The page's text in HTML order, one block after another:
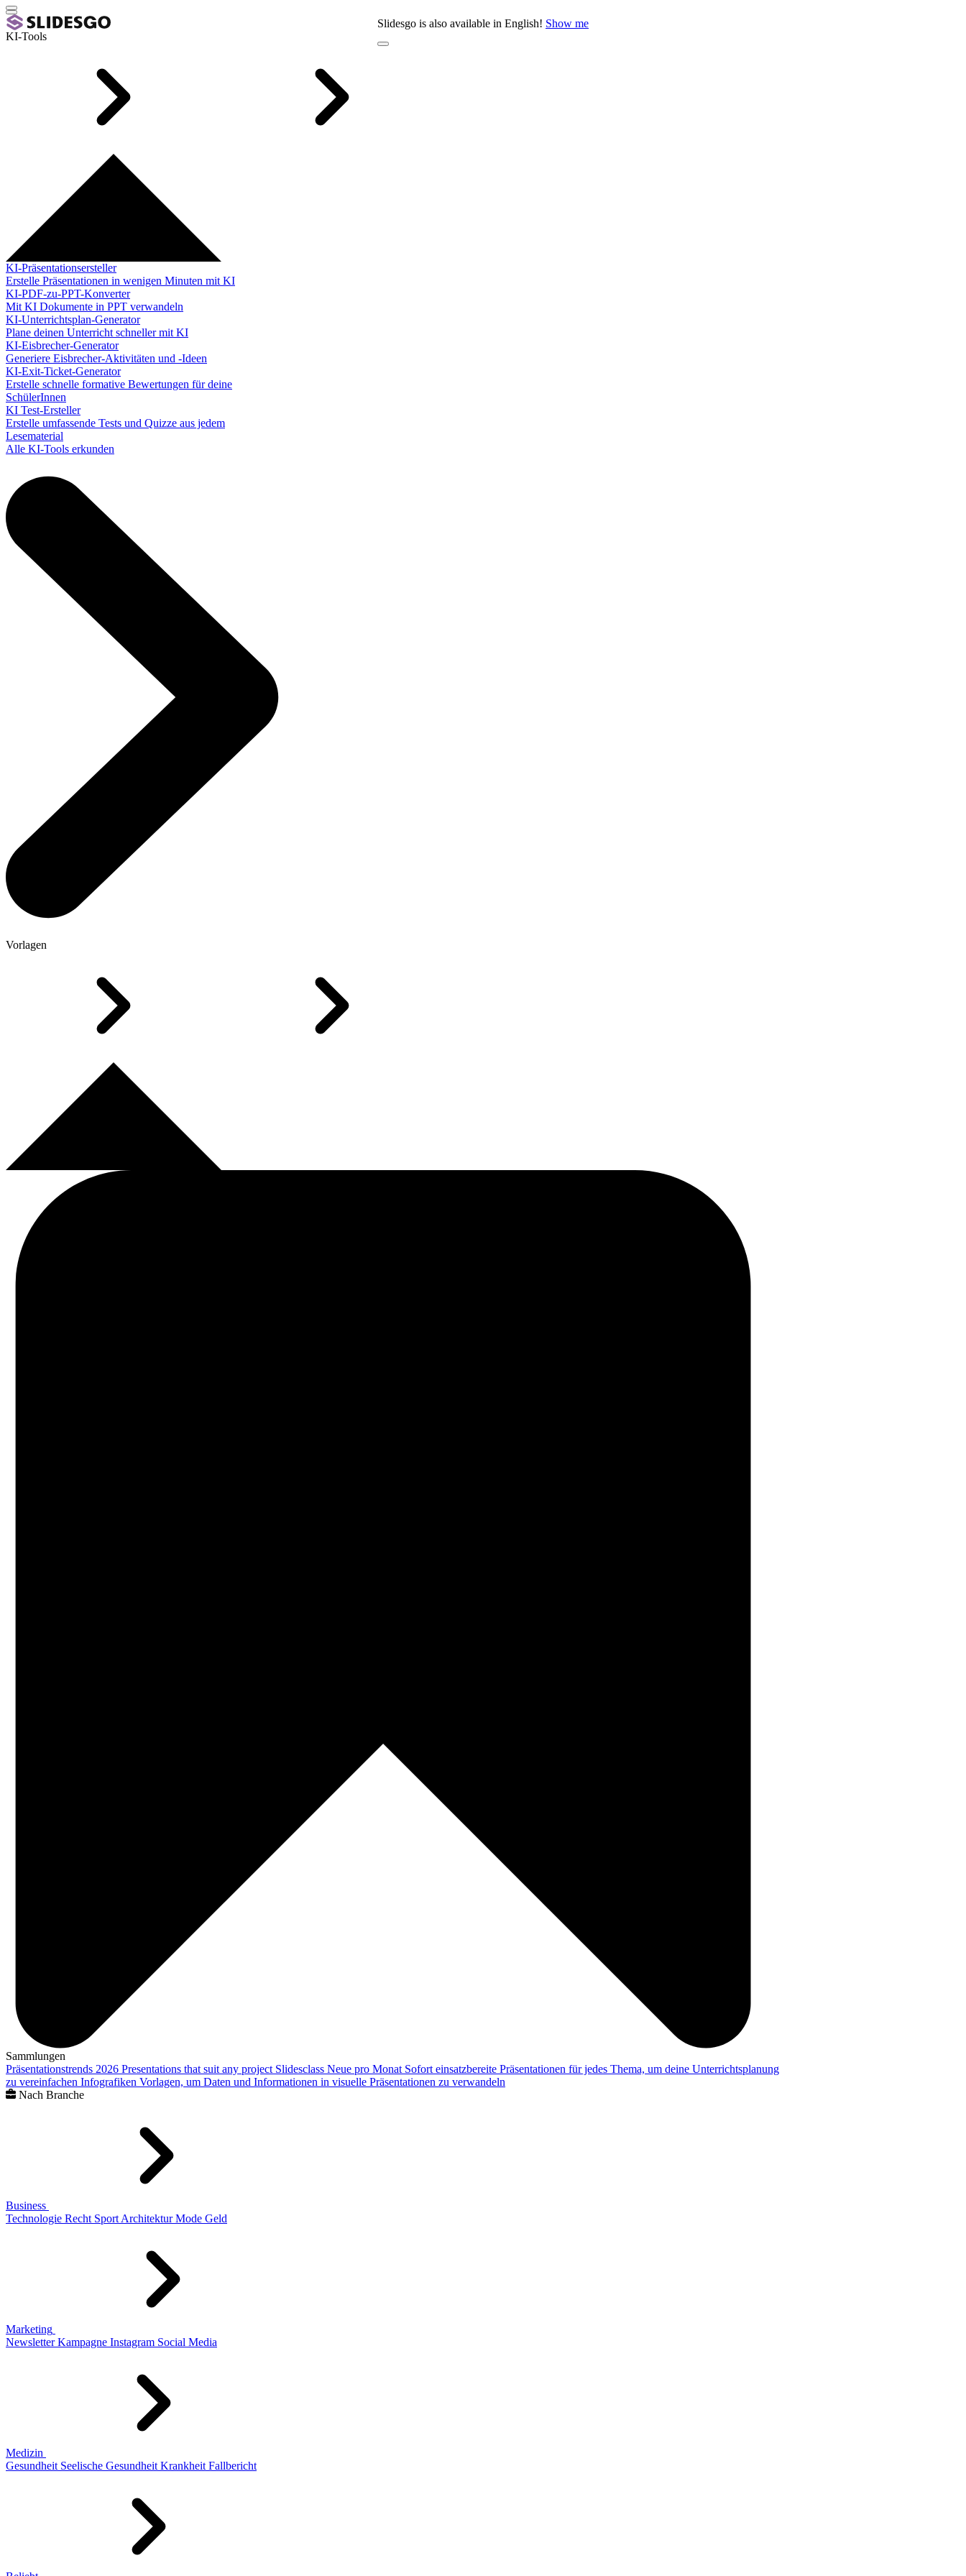
Slidesgo is also available in English! Show me
KI-Tools
KI-Präsentationsersteller
Erstelle Präsentationen in wenigen Minuten mit KI
KI-PDF-zu-PPT-Konverter
Mit KI Dokumente in PPT verwandeln
KI-Unterrichtsplan-Generator
Plane deinen Unterricht schneller mit KI
KI-Eisbrecher-Generator
Generiere Eisbrecher-Aktivitäten und -Ideen
KI-Exit-Ticket-Generator
Erstelle schnelle formative Bewertungen für deine
SchülerInnen
KI Test-Ersteller
Erstelle umfassende Tests und Quizze aus jedem
Lesematerial
Alle KI-Tools erkunden
Vorlagen
Sammlungen
Präsentationstrends 2026 Presentations that suit any project Slidesclass Neue pro Monat Sofort einsatzbereite Präsentationen für jedes Thema, um deine Unterrichtsplanung
zu vereinfachen Infografiken Vorlagen, um Daten und Informationen in visuelle Präsentationen zu verwandeln
Nach Branche
Business
Technologie Recht Sport Architektur Mode Geld
Marketing
Newsletter Kampagne Instagram Social Media
Medizin
Gesundheit Seelische Gesundheit Krankheit Fallbericht